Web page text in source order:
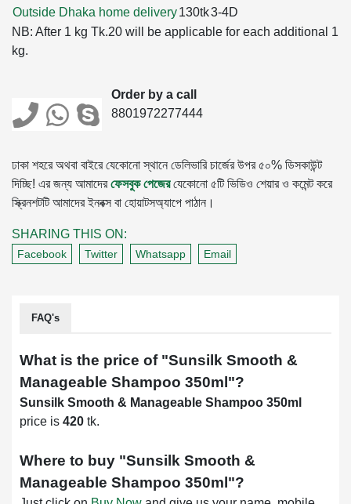
Outside Dhaka home delivery130tk3-4D
NB: After 1 kg Tk.20 will be applicable for each additional 1
kg.
Order by a call
8801972277444
ঢাকা শহরে অথবা বাইরে যেকোনো স্থানে ডেলিভারি চার্জের উপর ৫০% ডিসকাউন্ট
দিচ্ছি! এর জন্য আমাদেরফেসবুক পেজেরযেকোনো ৫টি ভিডিও শেয়ার ও কমেন্ট করে
স্ক্রিনশটটি আমাদের ইনবক্স বা হোয়াটসঅ্যাপে পাঠান।
SHARING THIS ON:
Facebook Twitter Whatsapp Email
FAQ's
What is the price of "Sunsilk Smooth &
Manageable Shampoo 350ml "?
Sunsilk Smooth & Manageable Shampoo 350ml
price is 420 tk.
Where to buy "Sunsilk Smooth &
Manageable Shampoo 350ml "?